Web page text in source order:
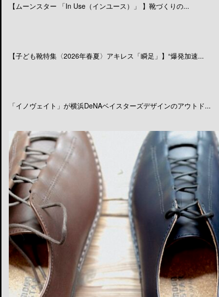
【ムーンスター 「In Use（インユース）」 】靴づくりの...
【子ども靴特集〈2026年春夏〉アキレス「瞬足」】“爆発加速...
「イノヴェイト」が横浜DeNAベイスターズデザインのアウトド...